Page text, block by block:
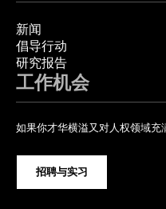
新闻
倡导行动
研究报告
工作机会
如果你才华横溢又对人权领域充
招聘与实习